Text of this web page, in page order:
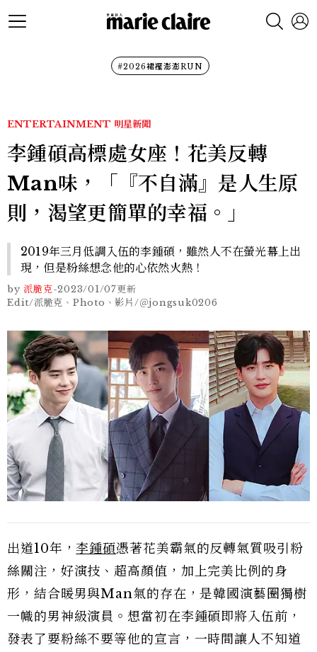
#2026裙襬澎澎RUN
ENTERTAINMENT 明星新聞
李鍾碩高標處女座！花美反轉
Man味，「『不自滿』是人生原
則，渴望更簡單的幸福。」
2019年三月低調入伍的李鍾碩，雖然人不在螢光幕上出
現，但是粉絲想念他的心依然火熱！
by 派脆克-2023/01/07更新
Edit/派脆克、Photo、影片/＠jongsuk0206
出道10年，李鍾碩憑著花美霸氣的反轉氣質吸引粉
絲關注，好演技、超高顏值，加上完美比例的身
形，結合暖男與Man氣的存在，是韓國演藝圈獨樹
一幟的男神級演員。想當初在李鍾碩即將入伍前，
發表了要粉絲不要等他的宣言，一時間讓人不知道